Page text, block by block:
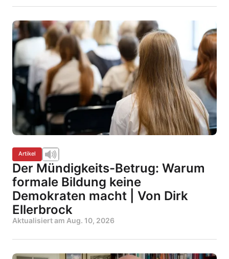
Artikel
Der Mündigkeits-Betrug: Warum
formale Bildung keine
Demokraten macht | Von Dirk
Ellerbrock
Aktualisiert am Aug. 10, 2026